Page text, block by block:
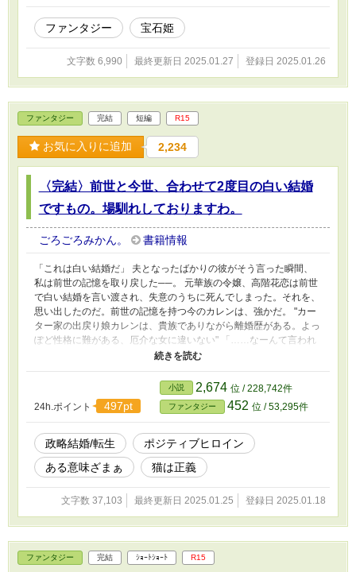
ファンタジー 宝石姫
文字数 6,990 最終更新日 2025.01.27 登録日 2025.01.26
ファンタジー 完結 短編 R15
お気に入りに追加 2,234
〈完結〉前世と今世、合わせて2度目の白い結婚
ですもの。場馴れしておりますわ。
ごろごろみかん。 書籍情報
「これは白い結婚だ」 夫となったばかりの彼がそう言った瞬間、
私は前世の記憶を取り戻した──。 元華族の令嬢、高階花恋は前世
で白い結婚を言い渡され、失意のうちに死んでしまった。それを、
思い出したのだ。前世の記憶を持つ今のカレンは、強かだ。 "カー
ター家の出戻り娘カレンは、貴族でありながら離婚歴がある。よっ
ぽど性格に難がある、厄介な女に違いない" 「……なーんて言われ
ているのは知っているけど、もういいわ！だって、私のこれからの
人生には関係ないもの」 白魔術師カレンとして、お仕事頑張っ
て、愛猫とハッピーライフを楽しみます！ ☆恋愛→ファンタジー
に変更しました
24h.ポイント
497pt
小説 2,674 位 / 228,742件
ファンタジー 452 位 / 53,295件
政略結婚/転生
ポジティブヒロイン
ある意味ざまぁ
猫は正義
文字数 37,103 最終更新日 2025.01.25 登録日 2025.01.18
ファンタジー 完結 ｼｮｰﾄｼｮｰﾄ R15